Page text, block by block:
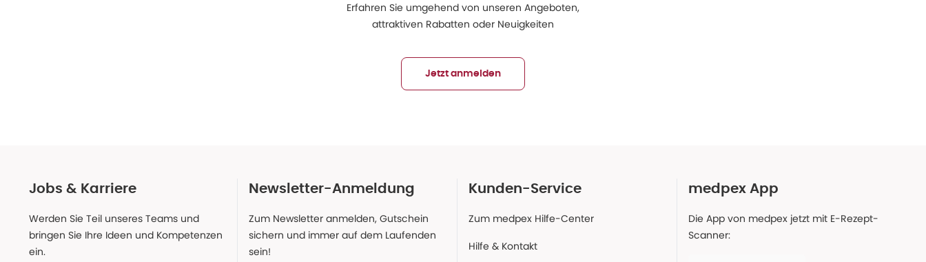
Erfahren Sie umgehend von unseren Angeboten,
attraktiven Rabatten oder Neuigkeiten
Jetzt anmelden
Jobs & Karriere
Werden Sie Teil unseres Teams und
bringen Sie Ihre Ideen und Kompetenzen
ein.
Newsletter-Anmeldung
Zum Newsletter anmelden, Gutschein
sichern und immer auf dem Laufenden
sein!
Kunden-Service
Zum medpex Hilfe-Center
Hilfe & Kontakt
medpex App
Die App von medpex jetzt mit E-Rezept-
Scanner: